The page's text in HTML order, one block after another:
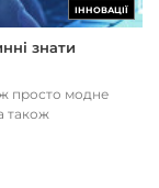
ІННОВАЦІЇ
знати
просто модне
також